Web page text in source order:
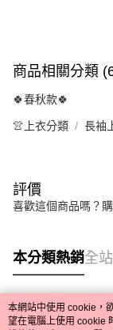
商品相關分類
🍀春秋款🍀
👚上衣分類 長袖
評價
喜歡這個商品嗎？
本分類熱銷全
熱門標籤
本網站中使用 cookie，
望在電腦上使用 cookie